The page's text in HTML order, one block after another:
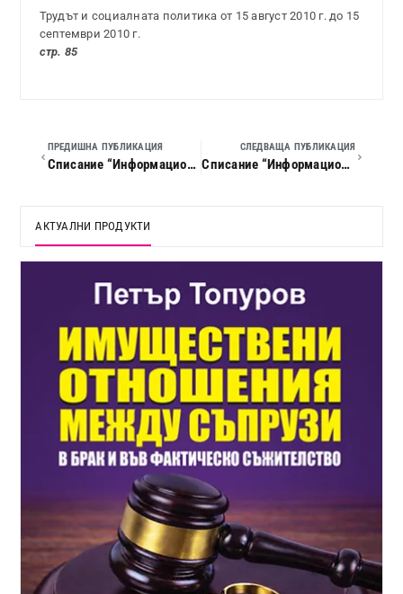
Трудът и социалната политика от 15 август 2010 г. до 15
септември 2010 г.
стр. 85
ПРЕДИШНА ПУБЛИКАЦИЯ
Списание “Информационен бюлетин по труда”, 2010 г., кн. 08
СЛЕДВАЩА ПУБЛИКАЦИЯ
Списание “Информационен бюлетин по труда”, 2010 г., кн. 10
АКТУАЛНИ ПРОДУКТИ